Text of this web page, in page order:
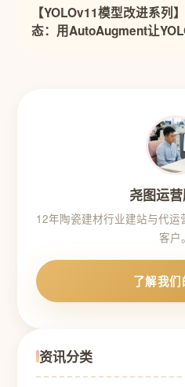
【YOLOv11模型改进系列
态：用AutoAugment让
尧图运
12年陶瓷建材行业建站与代
客户。
了解我们
资讯分类